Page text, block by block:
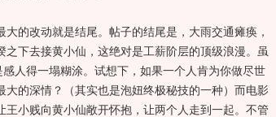
改动就是结尾。帖子的结尾是，大雨交通瘫痪，
下去接黄小仙，这绝对是工薪阶层的顶级浪漫。虽
人得一塌糊涂。试想下，如果一个人肯为你做尽世
的深情？（其实也是泡妞终极秘技的一种）而电影
小贱向黄小仙敞开怀抱，让两个人走到一起。不管